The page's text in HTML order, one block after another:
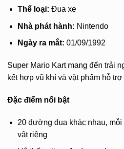
Thể loại: Đua xe
Nhà phát hành: Nintendo
Ngày ra mắt: 01/09/1992
Super Mario Kart mang đến trải
kết hợp vũ khí và vật phẩm hỗ
Đặc điểm nổi bật
20 đường đua khác nhau,
vật riêng